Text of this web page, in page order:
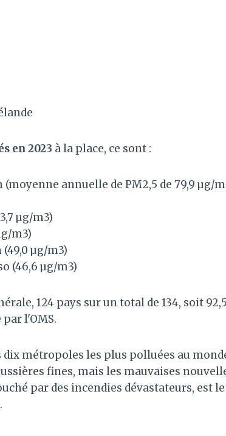
en 2023 à la place, ce sont :
(moyenne annuelle de PM2,5 de 79,9 µg/
µg/m3)
m3)
µg/m3)
(46,6 µg/m3)
124 pays sur un total de 134, soit
l'OMS.
dix métropoles les plus polluées au
fines, mais les mauvaises
par des incendies dévastateurs, est